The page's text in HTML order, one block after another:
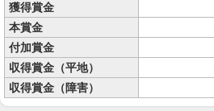
獲得賞金
本賞金
付加賞金
収得賞金（平地）
収得賞金（障害）